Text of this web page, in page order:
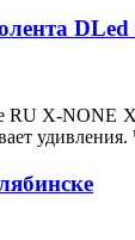
RU X-NONE